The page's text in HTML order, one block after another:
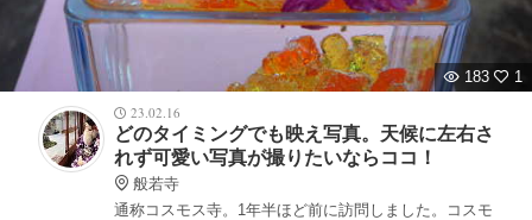
183
1
23.02.16
どのタイミングでも映え写真。天候に左右さ
れず可愛い写真が撮りたいならココ！
般若寺
通称コスモス寺。1年半ほど前に訪問しました。コスモ